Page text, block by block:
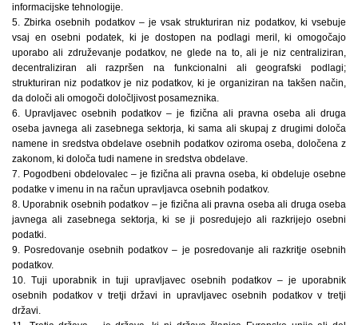
informacijske tehnologije.
5. Zbirka osebnih podatkov – je vsak strukturiran niz podatkov, ki vsebuje
vsaj en osebni podatek, ki je dostopen na podlagi meril, ki omogočajo
uporabo ali združevanje podatkov, ne glede na to, ali je niz centraliziran,
decentraliziran ali razpršen na funkcionalni ali geografski podlagi;
strukturiran niz podatkov je niz podatkov, ki je organiziran na takšen način,
da določi ali omogoči določljivost posameznika.
6. Upravljavec osebnih podatkov – je fizična ali pravna oseba ali druga
oseba javnega ali zasebnega sektorja, ki sama ali skupaj z drugimi določa
namene in sredstva obdelave osebnih podatkov oziroma oseba, določena z
zakonom, ki določa tudi namene in sredstva obdelave.
7. Pogodbeni obdelovalec – je fizična ali pravna oseba, ki obdeluje osebne
podatke v imenu in na račun upravljavca osebnih podatkov.
8. Uporabnik osebnih podatkov – je fizična ali pravna oseba ali druga oseba
javnega ali zasebnega sektorja, ki se ji posredujejo ali razkrijejo osebni
podatki.
9. Posredovanje osebnih podatkov – je posredovanje ali razkritje osebnih
podatkov.
10. Tuji uporabnik in tuji upravljavec osebnih podatkov – je uporabnik
osebnih podatkov v tretji državi in upravljavec osebnih podatkov v tretji
državi.